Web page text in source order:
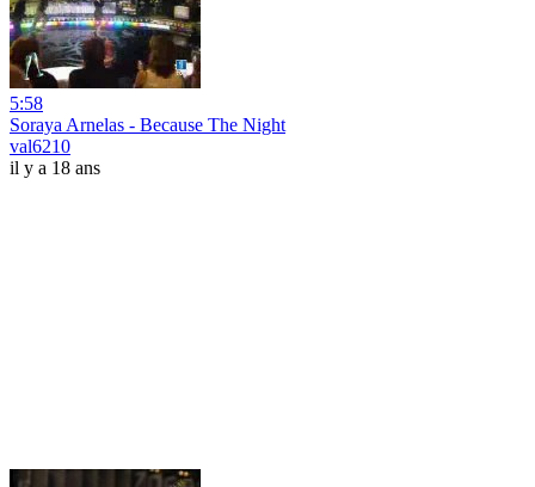
5:58
Soraya Arnelas - Because The Night
val6210
il y a 18 ans